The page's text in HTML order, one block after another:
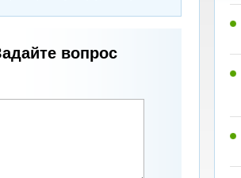
вопрос